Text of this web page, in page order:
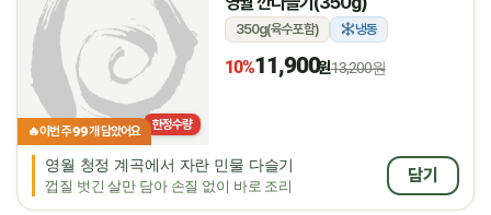
🔥이번 주99개 담았어요 한정수량
350g(육수포함) 냉동
10%11,900원13,200원
영월 청정 계곡에서 자란 민물 다슬기
껍질 벗긴 살만 담아 손질 없이 바로 조리
담기